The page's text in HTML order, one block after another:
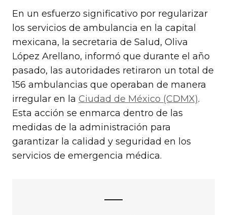
En un esfuerzo significativo por regularizar
los servicios de ambulancia en la capital
mexicana, la secretaria de Salud, Oliva
López Arellano, informó que durante el año
pasado, las autoridades retiraron un total de
156 ambulancias que operaban de manera
irregular en la Ciudad de México (CDMX).
Esta acción se enmarca dentro de las
medidas de la administración para
garantizar la calidad y seguridad en los
servicios de emergencia médica.